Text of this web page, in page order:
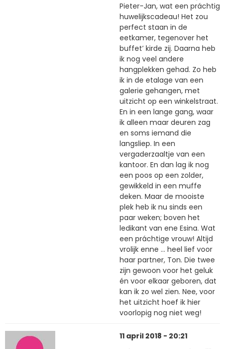
Pieter-Jan, wat een práchtig
huwelijkscadeau! Het zou
perfect staan in de
eetkamer, tegenover het
buffet’ kirde zij. Daarna heb
ik nog veel andere
hangplekken gehad. Zo heb
ik in de etalage van een
galerie gehangen, met
uitzicht op een winkelstraat.
En in een lange gang, waar
ik alleen maar deuren zag
en soms iemand die
langsliep. In een
vergaderzaaltje van een
kantoor. En dan lag ik nog
een poos op een zolder,
gewikkeld in een muffe
deken. Maar de mooiste
plek heb ik nu sinds een
paar weken; boven het
ledikant van ene Esina. Wat
een práchtige vrouw! Altijd
vrolijk enne … heel lief voor
haar partner, Ton. Die twee
zijn gewoon voor het geluk
én voor elkaar geboren, dat
kan ik zo wel zien. Nee, voor
het uitzicht hoef ik hier
voorlopig nog niet weg!
11 april 2018 - 20:21